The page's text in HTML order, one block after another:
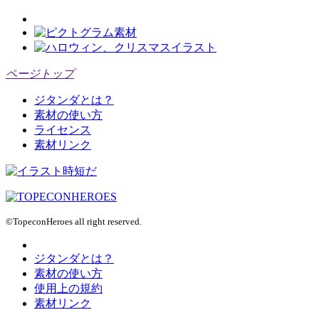
ページトップ
ジタンダとは？
素材の使い方
ライセンス
素材リンク
©TopeconHeroes all right reserved.
ジタンダとは？
素材の使い方
使用上の規約
素材リンク